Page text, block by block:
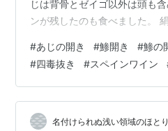
じは背骨とゼイゴ以外は頭も
ンが残したのも食べました。
わ！ 自家製黒豆味噌で作った
根の味噌汁 黒千石大豆の納豆
豆、マヨネーズなしのポテト
サラダ、有田の田の浦オレン
入りりんごの2回目りんごケー
#あじの開き #鯵開き #鯵の
#四毒抜き #スペインワイン
名付けられぬ浅い領域のほと